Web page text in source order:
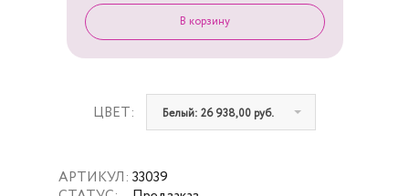
АРТИКУЛ: 33039
ЦВЕТ: Белый: 26 938,00 руб.